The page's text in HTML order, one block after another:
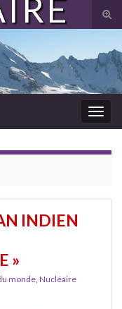
INDIEN
»
monde, Nucléaire